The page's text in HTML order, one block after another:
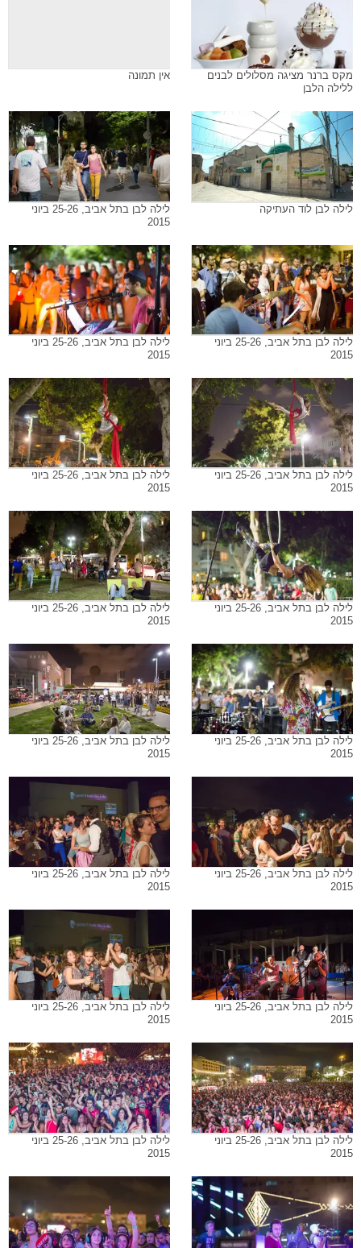
מקס ברנר מציגה מסלולים לבנים
ללילה הלבן
אין תמונה
לילה לבן לוד העתיקה
לילה לבן בתל אביב, 25-26 ביוני
2015
לילה לבן בתל אביב, 25-26 ביוני
2015
לילה לבן בתל אביב, 25-26 ביוני
2015
לילה לבן בתל אביב, 25-26 ביוני
2015
לילה לבן בתל אביב, 25-26 ביוני
2015
לילה לבן בתל אביב, 25-26 ביוני
2015
לילה לבן בתל אביב, 25-26 ביוני
2015
לילה לבן בתל אביב, 25-26 ביוני
2015
לילה לבן בתל אביב, 25-26 ביוני
2015
לילה לבן בתל אביב, 25-26 ביוני
2015
לילה לבן בתל אביב, 25-26 ביוני
2015
לילה לבן בתל אביב, 25-26 ביוני
2015
לילה לבן בתל אביב, 25-26 ביוני
2015
לילה לבן בתל אביב, 25-26 ביוני
2015
לילה לבן בתל אביב, 25-26 ביוני
2015